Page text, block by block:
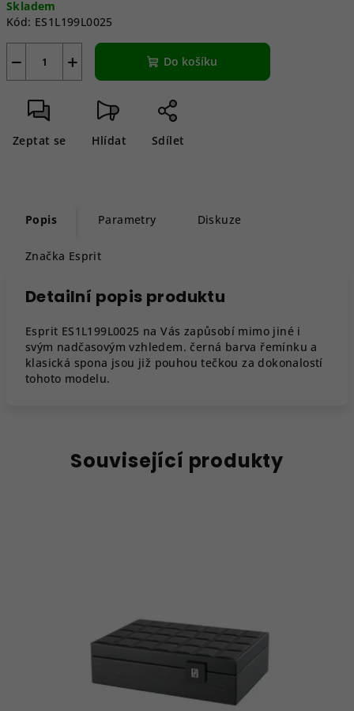
cena:
Skladem
Kód: ES1L199L0025
+
− Do košíku
Zeptat se Hlídat Sdílet
Popis Parametry Diskuze
Značka Esprit
Detailní popis produktu
Esprit ES1L199L0025 na Vás zapůsobí mimo jiné i
svým nadčasovým vzhledem. černá barva řemínku a
klasická spona jsou již pouhou tečkou za dokonalostí
tohoto modelu.
Související produkty